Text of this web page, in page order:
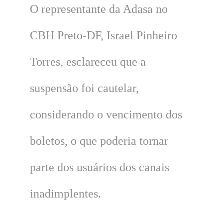
O representante da Adasa no
CBH Preto-DF, Israel Pinheiro
Torres, esclareceu que a
suspensão foi cautelar,
considerando o vencimento dos
boletos, o que poderia tornar
parte dos usuários dos canais
inadimplentes.